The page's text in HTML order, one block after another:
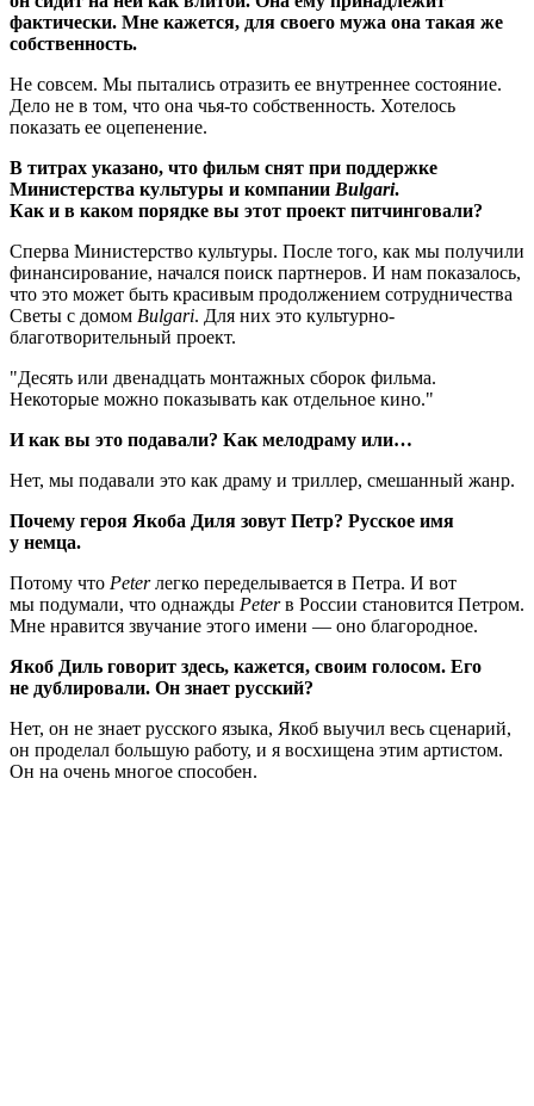
фактически. Мне кажется, для своего мужа она такая же
собственность.
Не совсем. Мы пытались отразить ее внутреннее состояние.
Дело не в том, что она чья-то собственность. Хотелось
показать ее оцепенение.
В титрах указано, что фильм снят при поддержке
Министерства культуры и компании Bulgari.
Как и в каком порядке вы этот проект питчинговали?
Сперва Министерство культуры. После того, как мы получили
финансирование, начался поиск партнеров. И нам показалоcь,
что это может быть красивым продолжением сотрудничества
Светы с домом Bulgari. Для них это культурно-
благотворительный проект.
Десять или двенадцать монтажных сборок фильма.
Некоторые можно показывать как отдельное кино.
И как вы это подавали? Как мелодраму или…
Нет, мы подавали это как драму и триллер, смешанный жанр.
Почему героя Якоба Диля зовут Петр? Русское имя
у немца.
Потому что Peterлегко переделывается в Петра. И вот
мы подумали, что однажды Peterв России становится Петром.
Мне нравится звучание этого имени — оно благородное.
Якоб Диль говорит здесь, кажется, своим голосом. Его
не дублировали. Он знает русский?
Нет, он не знает русского языка, Якоб выучил весь сценарий,
он проделал большую работу, и я восхищена этим артистом.
Он на очень многое способен.